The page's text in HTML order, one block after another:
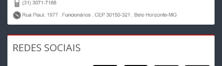
REDES SOCIAIS